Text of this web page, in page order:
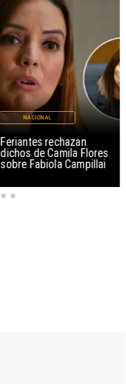
Feriantes rechazan
dichos de Camila Flores
sobre Fabiola Campillai
NACIONAL